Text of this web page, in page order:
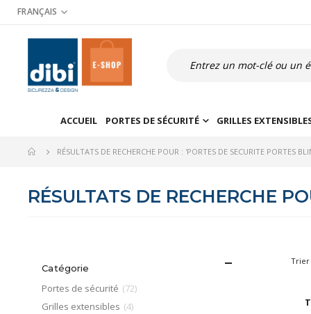
Allez
au
FRANÇAIS
ACCUEIL PORTES DE SÉCURITÉ GRILLES
RÉSULTATS DE RECHERCHE POUR : 'PORTES DE SECURITE PORTES
RÉSULTATS DE RECHERCHE
Trier
Catégorie
Portes de sécurité 72article
Grilles extensibles 4article